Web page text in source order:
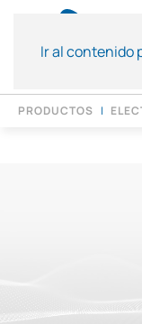
Ir al contenido
PRODUCTOS